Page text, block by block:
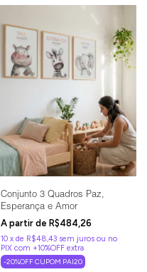
Conjunto 3 Quadros Paz,
Esperança e Amor
R$484,26
10 x de R$48,43 sem juros
-20%OFF CUPOM PAI20